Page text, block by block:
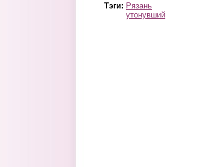
Тэги: Рязань
утонувший